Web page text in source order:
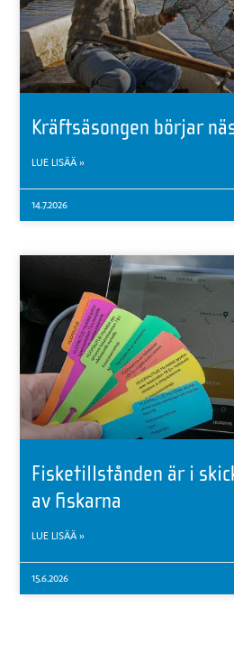
Kräftsäsongen börjar
LUE LISÄÄ »
14.7.2026
Fisketillstånden är i
av fiskarna
LUE LISÄÄ »
15.6.2026